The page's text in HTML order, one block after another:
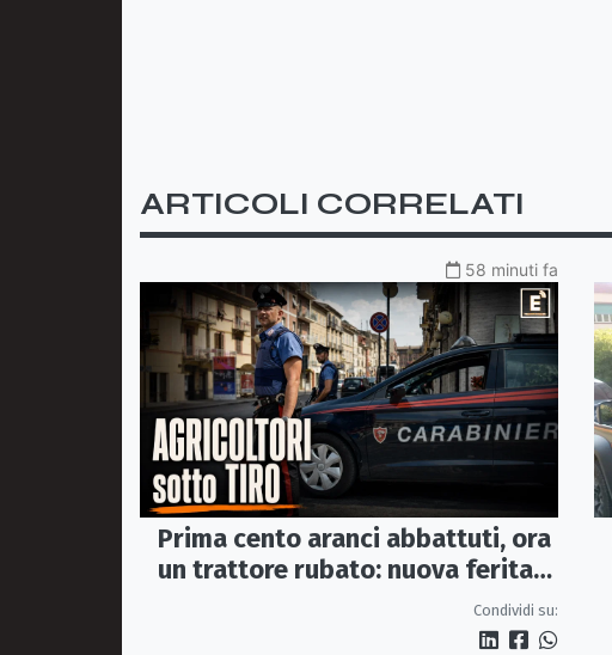
ARTICOLI CORRELATI
58 minuti fa
Prima cento aranci abbattuti, ora
un trattore rubato: nuova ferita
all’agricoltura della SibaritideCondividi su: